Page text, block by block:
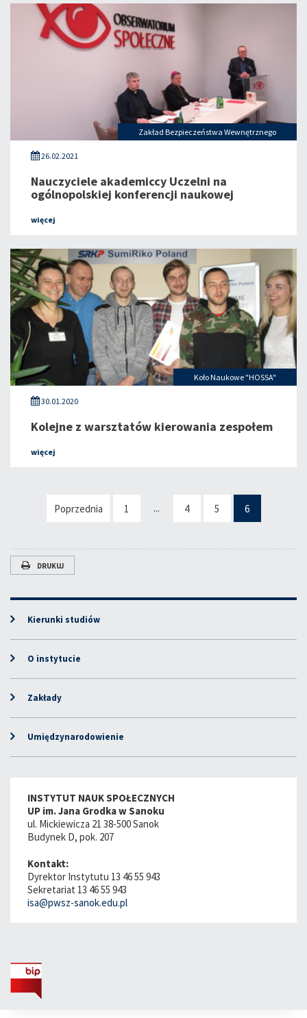
Zakład Bezpieczeństwa Wewnętrznego
26.02.2021
Nauczyciele akademiccy Uczelni na
ogólnopolskiej konferencji naukowej
więcej
Koło Naukowe "HOSSA"
30.01.2020
Kolejne z warsztatów kierowania zespołem
więcej
Poprzednia 1 ... 4 5 6
DRUKUJ
Kierunki studiów
O instytucie
Zakłady
Umiędzynarodowienie
INSTYTUT NAUK SPOŁECZNYCH
UP im. Jana Grodka w Sanoku
ul. Mickiewicza 21 38-500 Sanok
Budynek D, pok. 207
Kontakt:
Dyrektor Instytutu 13 46 55 943
Sekretariat 13 46 55 943
isa@pwsz-sanok.edu.pl